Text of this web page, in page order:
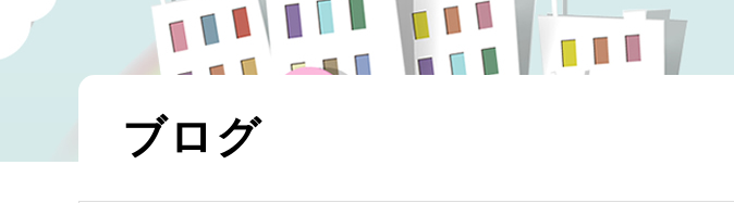
ブログ